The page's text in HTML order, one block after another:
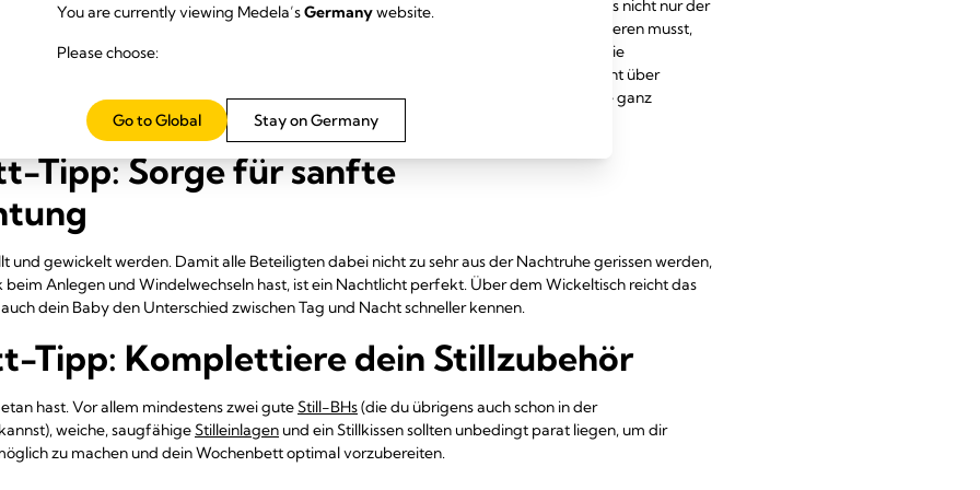
oder dein Partner nicht direkt Urlaub oder Elternzeit nehmen kann, ist es wichtig, dass nicht nur der
steht. Auch in den Tagen und Wochen danach, wenn du dich auf dein Baby konzentrieren musst,
Geschwisterkind von der Kita abholt, die gute Freundin, die für dich einkauft – und die
Auch wenn du dir solchen Luxus sonst nicht gönnst: Im Wochenbett solltest du dir nicht über
Gedanken machen müssen. Eine spontane Putzhilfe findest du mittlerweile ganz
Tipp: Sorge für sanfte
und gewickelt werden. Damit alle Beteiligten dabei nicht zu sehr aus der Nachtruhe gerissen werden,
Anlegen und Windelwechseln hast, ist ein Nachtlicht perfekt. Über dem Wickeltisch reicht das
dein Baby den Unterschied zwischen Tag und Nacht schneller kennen.
Tipp: Komplettiere dein Stillzubehör
hast. Vor allem mindestens zwei guteStill-BHs(die du übrigens auch schon in der
weiche, saugfähigeStilleinlagen und ein Stillkissen sollten unbedingt parat liegen, um dir
zu machen und dein Wochenbett optimal vorzubereiten.
You are currently viewing Medela’sGermanywebsite.
Please choose:
Stay on Germany
Go to Global